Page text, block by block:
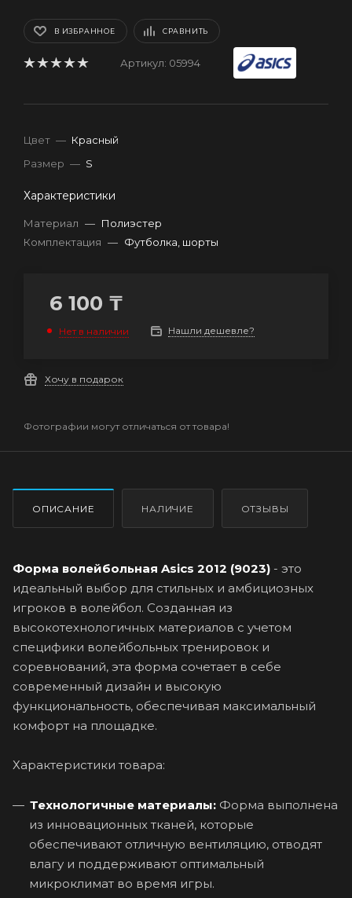
В ИЗБРАННОЕ СРАВНИТЬ
Артикул: 05994
Цвет — Красный
Размер — S
Характеристики
Материал — Полиэстер
Комплектация — Футболка, шорты
6 100 ₸
Нет в наличии Нашли дешевле?
Хочу в подарок
Фотографии могут отличаться от товара!
ОПИСАНИЕ НАЛИЧИЕ ОТЗЫВЫ
Форма волейбольная Asics 2012 (9023) - это
идеальный выбор для стильных и амбициозных
игроков в волейбол. Созданная из
высокотехнологичных материалов с учетом
специфики волейбольных тренировок и
соревнований, эта форма сочетает в себе
современный дизайн и высокую
функциональность, обеспечивая максимальный
комфорт на площадке.
Характеристики товара:
Технологичные материалы: Форма выполнена
из инновационных тканей, которые
обеспечивают отличную вентиляцию, отводят
влагу и поддерживают оптимальный
микроклимат во время игры.